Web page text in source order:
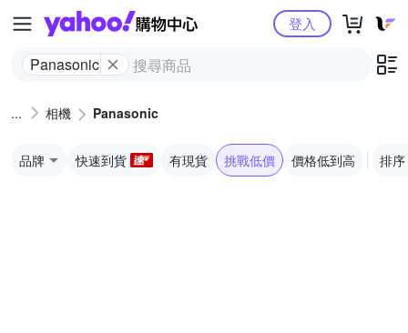
Yahoo購物中心
Panasonic
登入
相機 Panasonic
品牌 快速到貨 有現貨 挑戰低價 價格低到高 排序